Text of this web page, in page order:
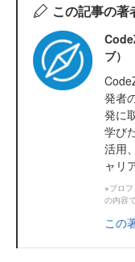
この記事の著
ブ）
発者
発に
学び
活用
ャリ
※プロ
の内容
この